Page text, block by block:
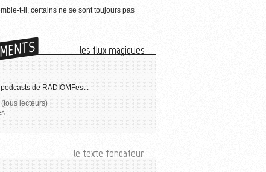
t-il, certains ne se sont toujours pas
les flux magiques
de RADIOMFest :
(tous lecteurs)
le texte fondateur